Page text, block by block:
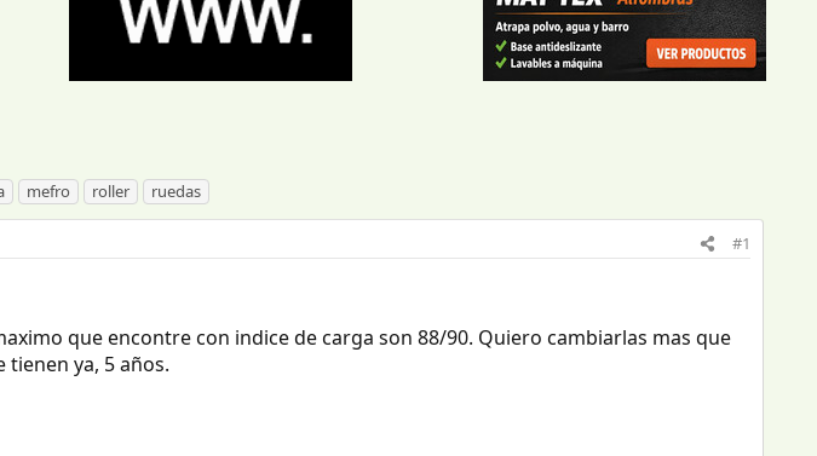
mefro roller ruedas
#1
que encontre con indice de carga son 88/90. Quiero cambiarlas mas que
ya, 5 años.